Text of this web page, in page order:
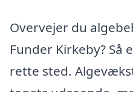
Overvejer du
Funder Kirkeby? Så
rette sted.